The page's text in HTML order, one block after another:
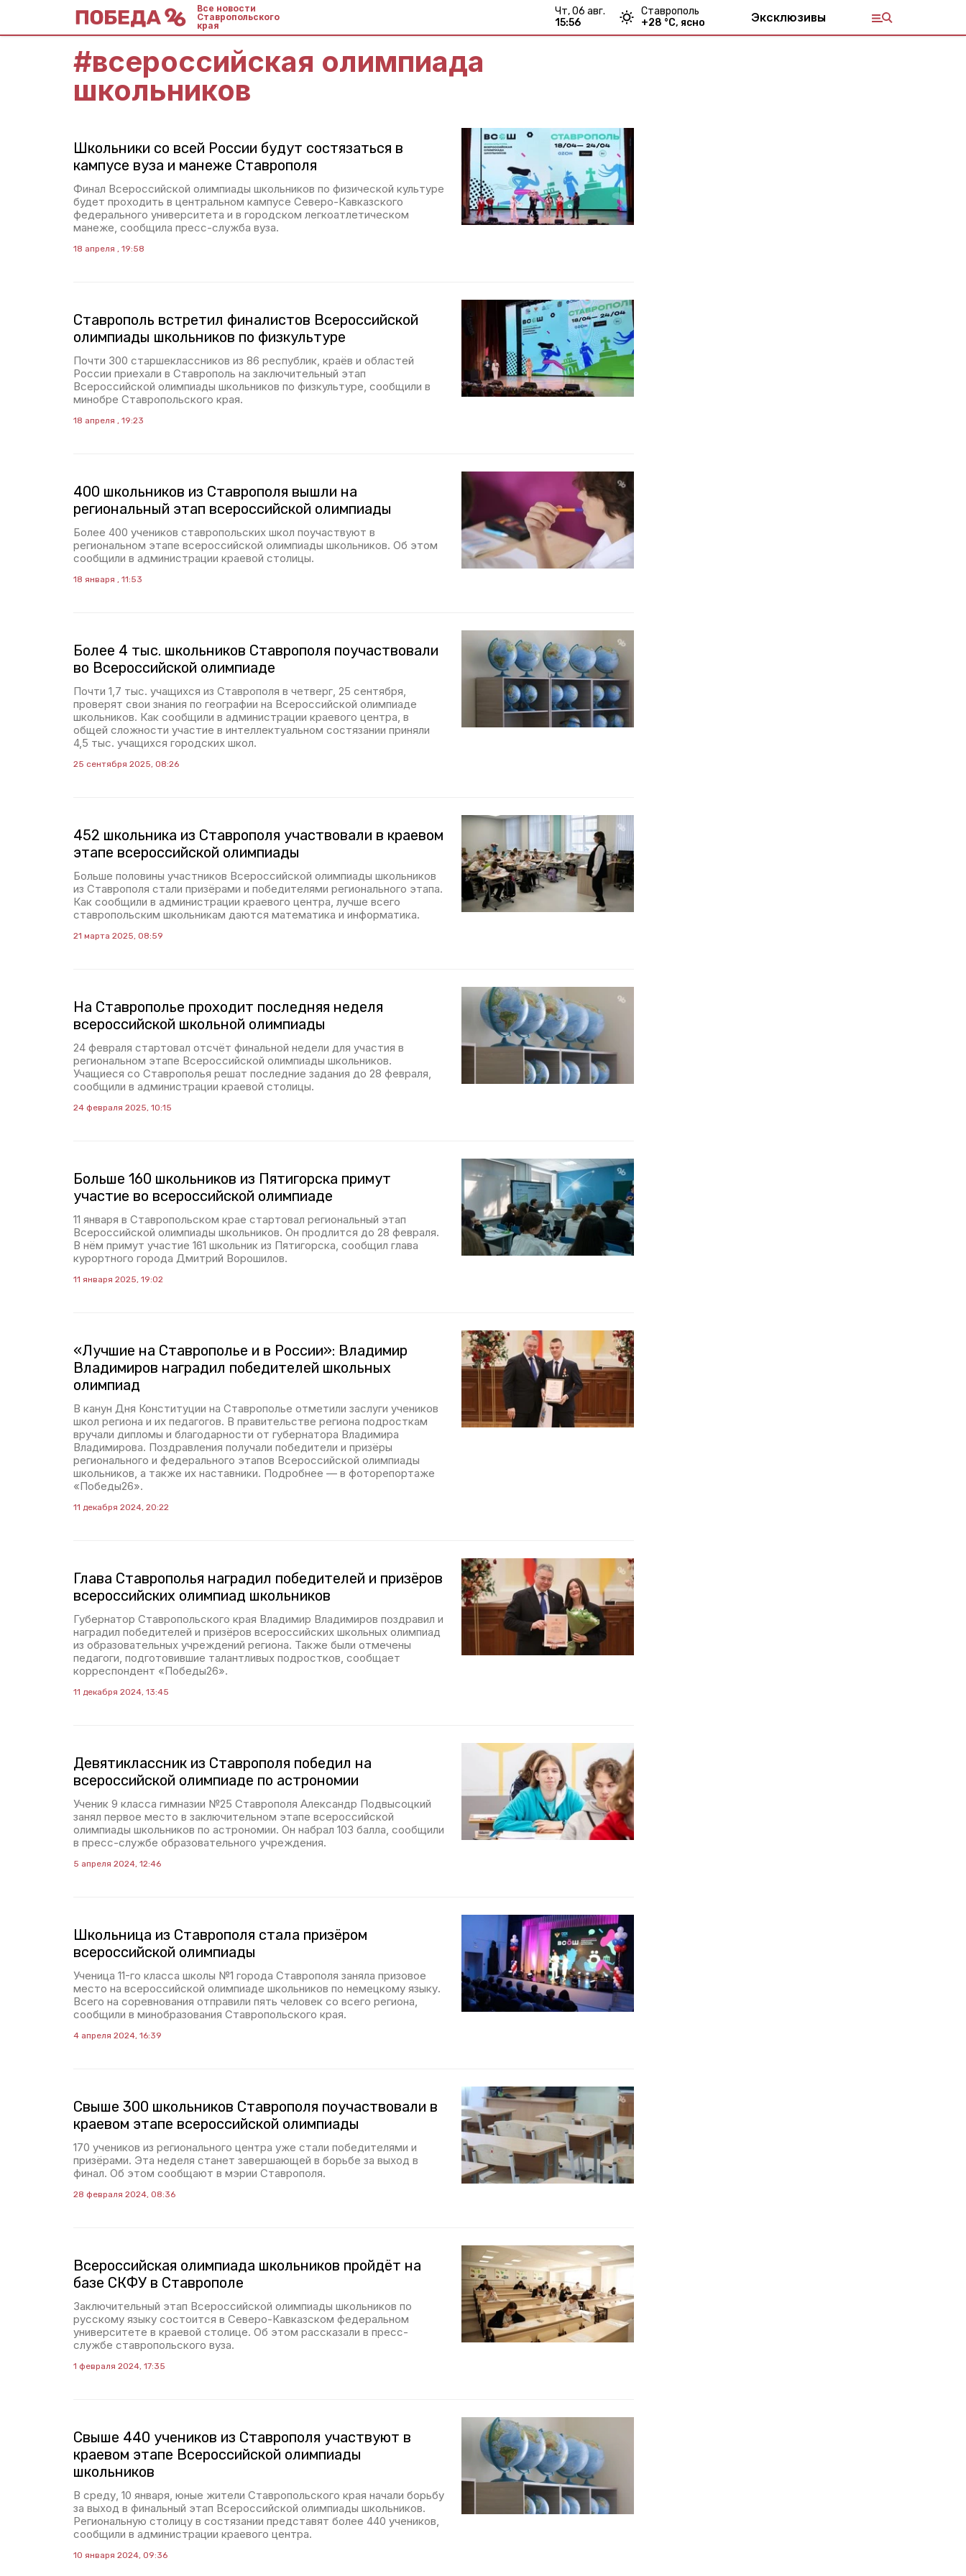
Все новости
Ставропольского
края
чт, 06 авг.
15:56
Ставрополь
+28 °С, ясно Эксклюзивы
#всероссийская олимпиада
школьников
Школьники со всей России будут состязаться в
кампусе вуза и манеже Ставрополя
Финал Всероссийской олимпиады школьников по физической культуре
будет проходить в центральном кампусе Северо-Кавказского
федерального университета и в городском легкоатлетическом
манеже, сообщила пресс-служба вуза.
18 апреля , 19:58
Ставрополь встретил финалистов Всероссийской
олимпиады школьников по физкультуре
Почти 300 старшеклассников из 86 республик, краёв и областей
России приехали в Ставрополь на заключительный этап
Всероссийской олимпиады школьников по физкультуре, сообщили в
минобре Ставропольского края.
18 апреля , 19:23
400 школьников из Ставрополя вышли на
региональный этап всероссийской олимпиады
Более 400 учеников ставропольских школ поучаствуют в
региональном этапе всероссийской олимпиады школьников. Об этом
сообщили в администрации краевой столицы.
18 января , 11:53
Более 4 тыс. школьников Ставрополя поучаствовали
во Всероссийской олимпиаде
Почти 1,7 тыс. учащихся из Ставрополя в четверг, 25 сентября,
проверят свои знания по географии на Всероссийской олимпиаде
школьников. Как сообщили в администрации краевого центра, в
общей сложности участие в интеллектуальном состязании приняли
4,5 тыс. учащихся городских школ.
25 сентября 2025, 08:26
452 школьника из Ставрополя участвовали в краевом
этапе всероссийской олимпиады
Больше половины участников Всероссийской олимпиады школьников
из Ставрополя стали призёрами и победителями регионального этапа.
Как сообщили в администрации краевого центра, лучше всего
ставропольским школьникам даются математика и информатика.
21 марта 2025, 08:59
На Ставрополье проходит последняя неделя
всероссийской школьной олимпиады
24 февраля стартовал отсчёт финальной недели для участия в
региональном этапе Всероссийской олимпиады школьников.
Учащиеся со Ставрополья решат последние задания до 28 февраля,
сообщили в администрации краевой столицы.
24 февраля 2025, 10:15
Больше 160 школьников из Пятигорска примут
участие во всероссийской олимпиаде
11 января в Ставропольском крае стартовал региональный этап
Всероссийской олимпиады школьников. Он продлится до 28 февраля.
В нём примут участие 161 школьник из Пятигорска, сообщил глава
курортного города Дмитрий Ворошилов.
11 января 2025, 19:02
«Лучшие на Ставрополье и в России»: Владимир
Владимиров наградил победителей школьных
олимпиад
В канун Дня Конституции на Ставрополье отметили заслуги учеников
школ региона и их педагогов. В правительстве региона подросткам
вручали дипломы и благодарности от губернатора Владимира
Владимирова. Поздравления получали победители и призёры
регионального и федерального этапов Всероссийской олимпиады
школьников, а также их наставники. Подробнее — в фоторепортаже
«Победы26».
11 декабря 2024, 20:22
Глава Ставрополья наградил победителей и призёров
всероссийских олимпиад школьников
Губернатор Ставропольского края Владимир Владимиров поздравил и
наградил победителей и призёров всероссийских школьных олимпиад
из образовательных учреждений региона. Также были отмечены
педагоги, подготовившие талантливых подростков, сообщает
корреспондент «Победы26».
11 декабря 2024, 13:45
Девятиклассник из Ставрополя победил на
всероссийской олимпиаде по астрономии
Ученик 9 класса гимназии №25 Ставрополя Александр Подвысоцкий
занял первое место в заключительном этапе всероссийской
олимпиады школьников по астрономии. Он набрал 103 балла, сообщили
в пресс-службе образовательного учреждения.
5 апреля 2024, 12:46
Школьница из Ставрополя стала призёром
всероссийской олимпиады
Ученица 11-го класса школы №1 города Ставрополя заняла призовое
место на всероссийской олимпиаде школьников по немецкому языку.
Всего на соревнования отправили пять человек со всего региона,
сообщили в минобразования Ставропольского края.
4 апреля 2024, 16:39
Свыше 300 школьников Ставрополя поучаствовали в
краевом этапе всероссийской олимпиады
170 учеников из регионального центра уже стали победителями и
призёрами. Эта неделя станет завершающей в борьбе за выход в
финал. Об этом сообщают в мэрии Ставрополя.
28 февраля 2024, 08:36
Всероссийская олимпиада школьников пройдёт на
базе СКФУ в Ставрополе
Заключительный этап Всероссийской олимпиады школьников по
русскому языку состоится в Северо-Кавказском федеральном
университете в краевой столице. Об этом рассказали в пресс-
службе ставропольского вуза.
1 февраля 2024, 17:35
Свыше 440 учеников из Ставрополя участвуют в
краевом этапе Всероссийской олимпиады
школьников
В среду, 10 января, юные жители Ставропольского края начали борьбу
за выход в финальный этап Всероссийской олимпиады школьников.
Региональную столицу в состязании представят более 440 учеников,
сообщили в администрации краевого центра.
10 января 2024, 09:36